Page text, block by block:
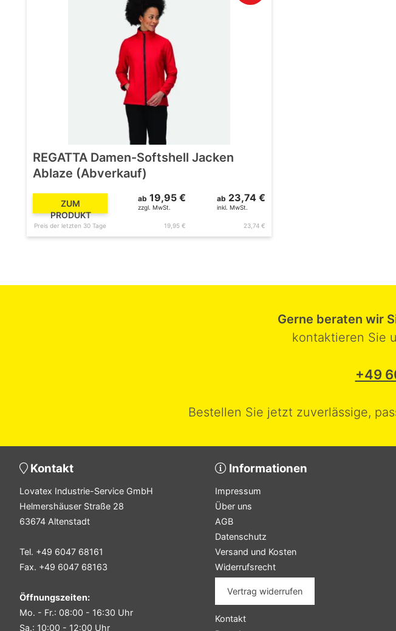
REGATTA Damen-Softshell Jacken
Ablaze (Abverkauf)
ZUM
PRODUKT
ab 19,95 €
zzgl. MwSt.
ab 23,74 €
inkl. MwSt.
Preis der letzten 30 Tage 19,95 € 23,74 €
Gerne beraten wir
kontaktieren Sie
+49
Bestellen Sie jetzt zuverlässige,
Kontakt
Lovatex Industrie-Service GmbH
Helmershäuser Straße 28
63674 Altenstadt
Tel. +49 6047 68161
Fax. +49 6047 68163
Öffnungszeiten:
Mo. - Fr.: 08:00 - 16:30 Uhr
Sa.: 10:00 - 12:00 Uhr
Informationen
Impressum
Über uns
AGB
Datenschutz
Versand und Kosten
Widerrufsrecht
Vertrag widerrufen
Kontakt